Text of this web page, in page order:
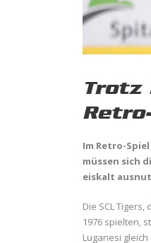
Trotz
Im Retro-
müssen sich
eiskalt
Die SCL
1976 spielten,
Luganesi